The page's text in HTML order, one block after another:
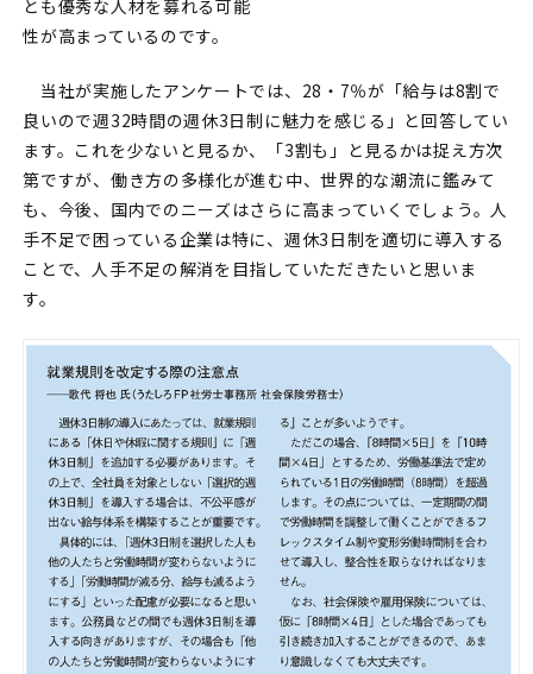
とも優秀な人材を募れる可能
性が高まっているのです。
当社が実施したアンケートでは、28・7％が「給与は8割で
良いので週32時間の週休3日制に魅力を感じる」と回答してい
ます。これを少ないと見るか、「3割も」と見るかは捉え方次
第ですが、働き方の多様化が進む中、世界的な潮流に鑑みて
も、今後、国内でのニーズはさらに高まっていくでしょう。人
手不足で困っている企業は特に、週休3日制を適切に導入する
ことで、人手不足の解消を目指していただきたいと思いま
す。